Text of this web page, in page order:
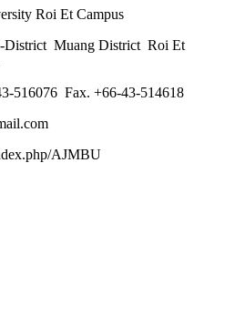
Roi Et Campus
District Muang District Roi Et
516076 Fax. +66-43-514618
AJMBU